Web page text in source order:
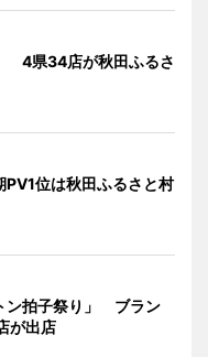
4県34店が秋田ふるさ
位は秋田ふるさと村
ン拍子祭り」 ブラン
が出店